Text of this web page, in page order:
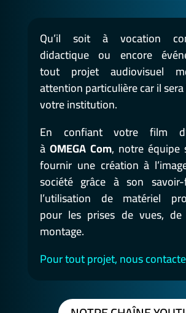
Qu’il soit à vocation
didactique ou encore
tout projet audiovisuel
attention particulière car il
votre institution.
En confiant votre film
à OMEGA Com, notre équipe
fournir une création à
société grâce à son
l’utilisation de matériel
pour les prises de vues,
montage.
Pour tout projet, nous